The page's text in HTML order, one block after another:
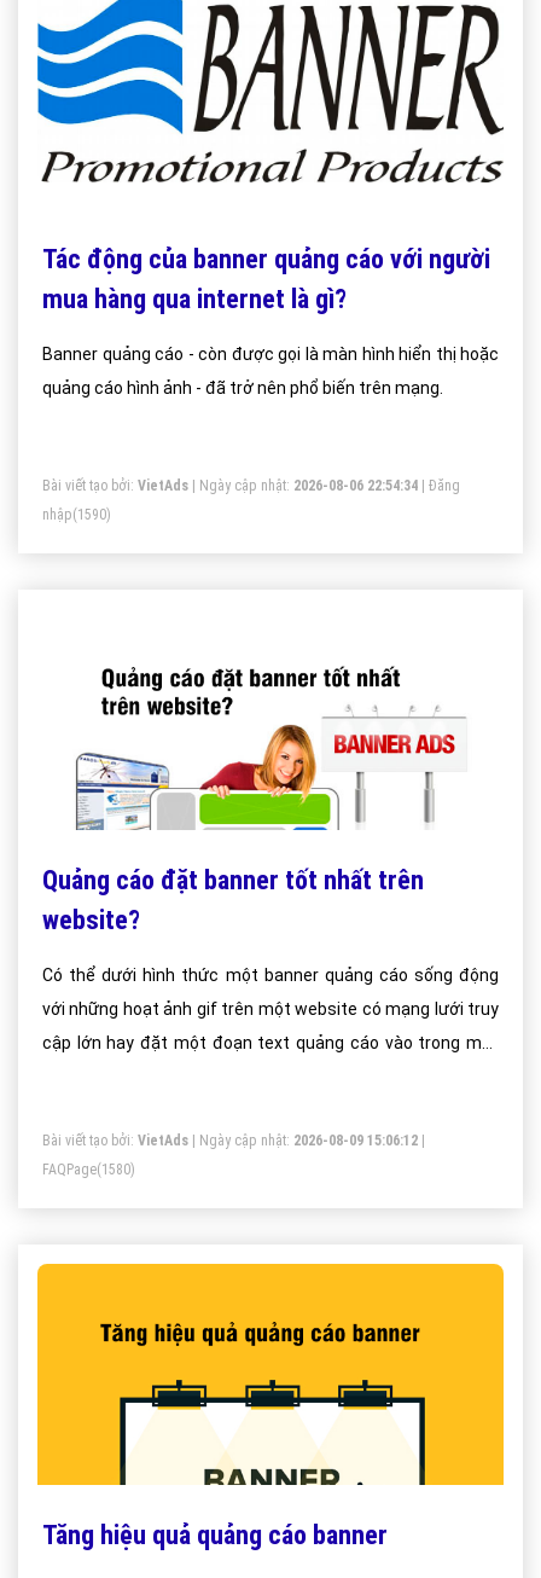
Tác động của banner quảng cáo với người
mua hàng qua internet là gì?
Banner quảng cáo - còn được gọi là màn hình hiển thị hoặc
quảng cáo hình ảnh - đã trở nên phổ biến trên mạng.
Bài viết tạo bởi: VietAds | Ngày cập nhật: 2026-08-06 22:54:34
Đăng
nhập(1590)
Quảng cáo đặt banner tốt nhất trên
website?
Có thể dưới hình thức một banner quảng cáo sống động
với những hoạt ảnh gif trên một website có mạng lưới truy
cập lớn hay đặt một đoạn text quảng cáo vào trong một
chi phí.
Bài viết tạo bởi: VietAds | Ngày cập nhật: 2026-08-09 15:06:12
FAQPage(1580)
Tăng hiệu quả quảng cáo banner